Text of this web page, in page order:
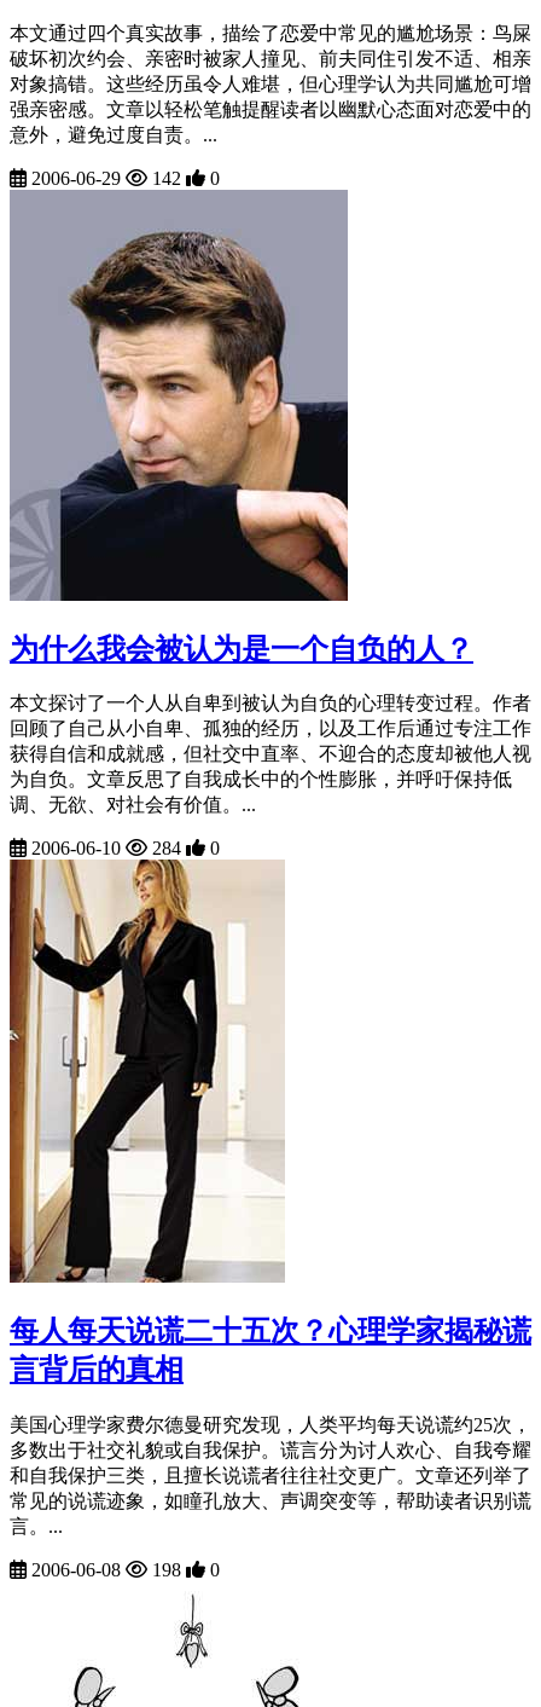
本文通过四个真实故事，描绘了恋爱中常见的尴尬场景：鸟屎
破坏初次约会、亲密时被家人撞见、前夫同住引发不适、相亲
对象搞错。这些经历虽令人难堪，但心理学认为共同尴尬可增
强亲密感。文章以轻松笔触提醒读者以幽默心态面对恋爱中的
意外，避免过度自责。...
2006-06-29 142 0
为什么我会被认为是一个自负的人？
本文探讨了一个人从自卑到被认为自负的心理转变过程。作者
回顾了自己从小自卑、孤独的经历，以及工作后通过专注工作
获得自信和成就感，但社交中直率、不迎合的态度却被他人视
为自负。文章反思了自我成长中的个性膨胀，并呼吁保持低
调、无欲、对社会有价值。...
2006-06-10 284 0
每人每天说谎二十五次？心理学家揭秘谎
言背后的真相
美国心理学家费尔德曼研究发现，人类平均每天说谎约25次，
多数出于社交礼貌或自我保护。谎言分为讨人欢心、自我夸耀
和自我保护三类，且擅长说谎者往往社交更广。文章还列举了
常见的说谎迹象，如瞳孔放大、声调突变等，帮助读者识别谎
言。...
2006-06-08 198 0